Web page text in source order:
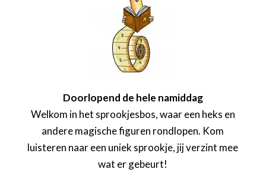
Doorlopend de hele namiddag
Welkom in het sprookjesbos, waar een heks en
andere magische figuren rondlopen. Kom
luisteren naar een uniek sprookje, jij verzint mee
wat er gebeurt!